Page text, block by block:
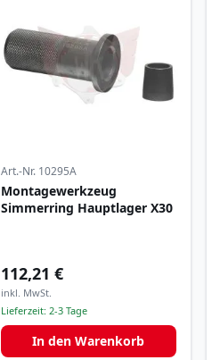
Art.-Nr. 10295A
Montagewerkzeug
Simmerring Hauptlager X30
112,21 €
inkl. MwSt.
Lieferzeit: 2-3 Tage
In den Warenkorb